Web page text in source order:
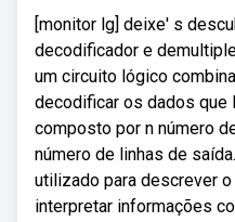
[monitor lg] deixe' s
decodificador e
um circuito lógico
decodificar os dados que
composto por n número
número de linhas de
utilizado para descrever
interpretar informações